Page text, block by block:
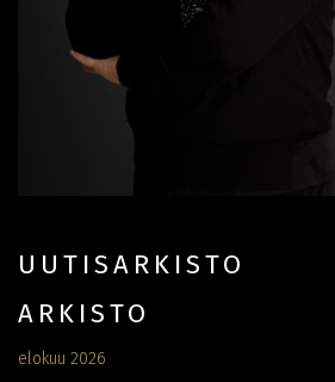
UUTISARKISTO
ARKISTO
elokuu 2026